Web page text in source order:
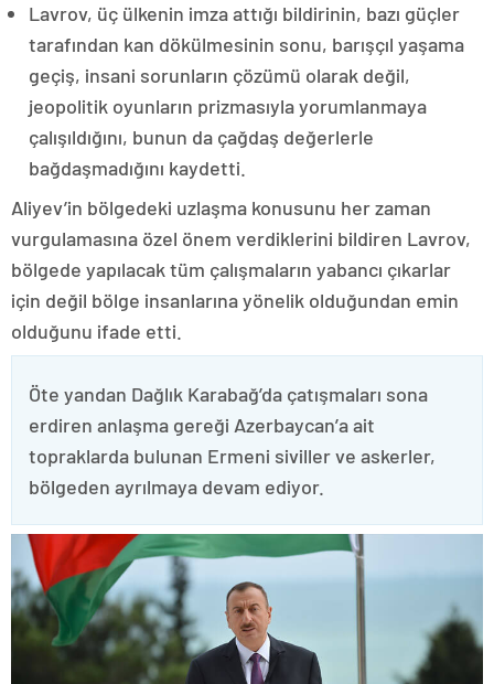
Lavrov, üç ülkenin imza attığı bildirinin, bazı güçler
tarafından kan dökülmesinin sonu, barışçıl yaşama
geçiş, insani sorunların çözümü olarak değil,
jeopolitik oyunların prizmasıyla yorumlanmaya
çalışıldığını, bunun da çağdaş değerlerle
bağdaşmadığını kaydetti.
Aliyev’in bölgedeki uzlaşma konusunu her zaman
vurgulamasına özel önem verdiklerini bildiren Lavrov,
bölgede yapılacak tüm çalışmaların yabancı çıkarlar
için değil bölge insanlarına yönelik olduğundan emin
olduğunu ifade etti.
Öte yandan Dağlık Karabağ’da çatışmaları sona
erdiren anlaşma gereği Azerbaycan’a ait
topraklarda bulunan Ermeni siviller ve askerler,
bölgeden ayrılmaya devam ediyor.